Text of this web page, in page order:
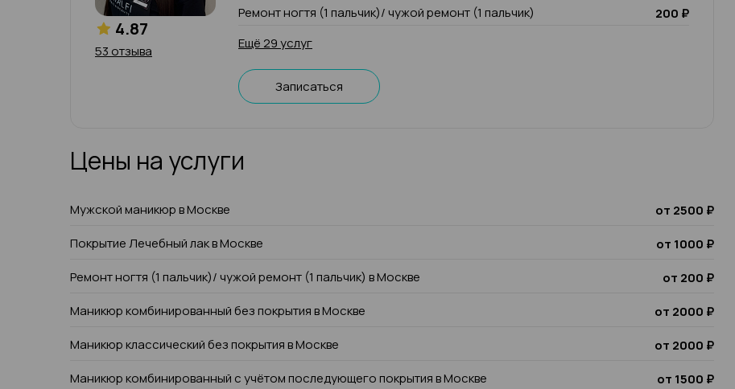
4.87
53 отзыва
Ремонт ногтя (1 пальчик)/ чужой ремонт (1 пальчик)
200 ₽
Ещё 29 услуг
Записаться
Цены на услуги
Мужской маникюр в Москве
от 2500 ₽
Покрытие Лечебный лак в Москве
от 1000 ₽
Ремонт ногтя (1 пальчик)/ чужой ремонт (1 пальчик) в Москве
от 200 ₽
Маникюр комбинированный без покрытия в Москве
от 2000 ₽
Маникюр классический без покрытия в Москве
от 2000 ₽
Маникюр комбинированный с учётом последующего покрытия в Москве
от 1500 ₽